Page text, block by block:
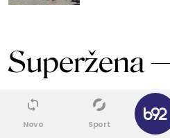
Superžena
Novo Sport
✕